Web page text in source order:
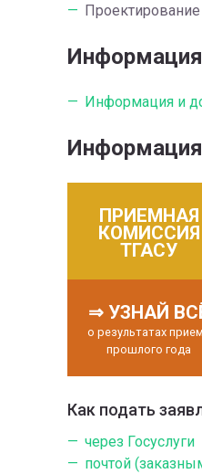
Информация и
Информация
ПРИЕМНАЯ
КОМИССИЯ
ТГАСУ
⇒ УЗНАЙ
о результатах
прошлого года
Как подать
через Госуслуги
почтой